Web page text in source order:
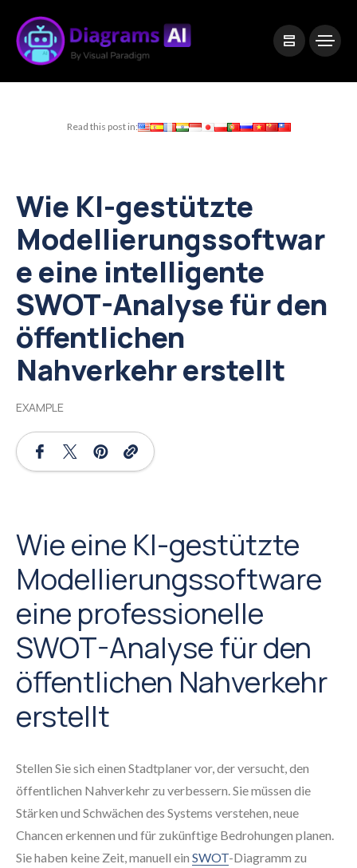
Read this post in:
Wie KI-gestützte
Modellierungssoftwar
e eine intelligente
SWOT-Analyse für den
öffentlichen
Nahverkehr erstellt
EXAMPLE
Wie eine KI-gestützte
Modellierungssoftware
eine professionelle
SWOT-Analyse für den
öffentlichen Nahverkehr
erstellt
Stellen Sie sich einen Stadtplaner vor, der versucht, den
öffentlichen Nahverkehr zu verbessern. Sie müssen die
Stärken und Schwächen des Systems verstehen, neue
Chancen erkennen und für zukünftige Bedrohungen planen.
Sie haben keine Zeit, manuell ein SWOT-Diagramm zu